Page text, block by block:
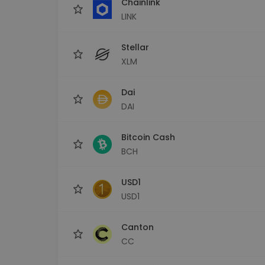
LINK
Stellar
XLM
Dai
DAI
Bitcoin Cash
BCH
USD1
USD1
Canton
CC